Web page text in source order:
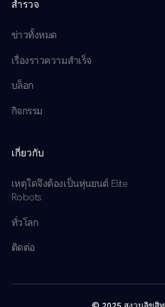
สำรวจ
ข่าวทั้งหมด
เรื่องราวความสำเร็จ
บล็อก
กิจกรรม
เกี่ยวกับ
เหตุใดจึงต้องเป็นหุ่นยนต์ Elite
Robots
ทั่วโลก
ติดต่อ